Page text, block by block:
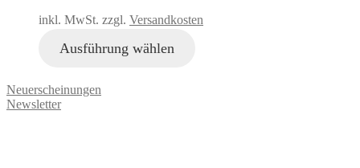
inkl. MwSt. zzgl. Versandkosten
Ausführung wählen
Neuerscheinungen
Newsletter